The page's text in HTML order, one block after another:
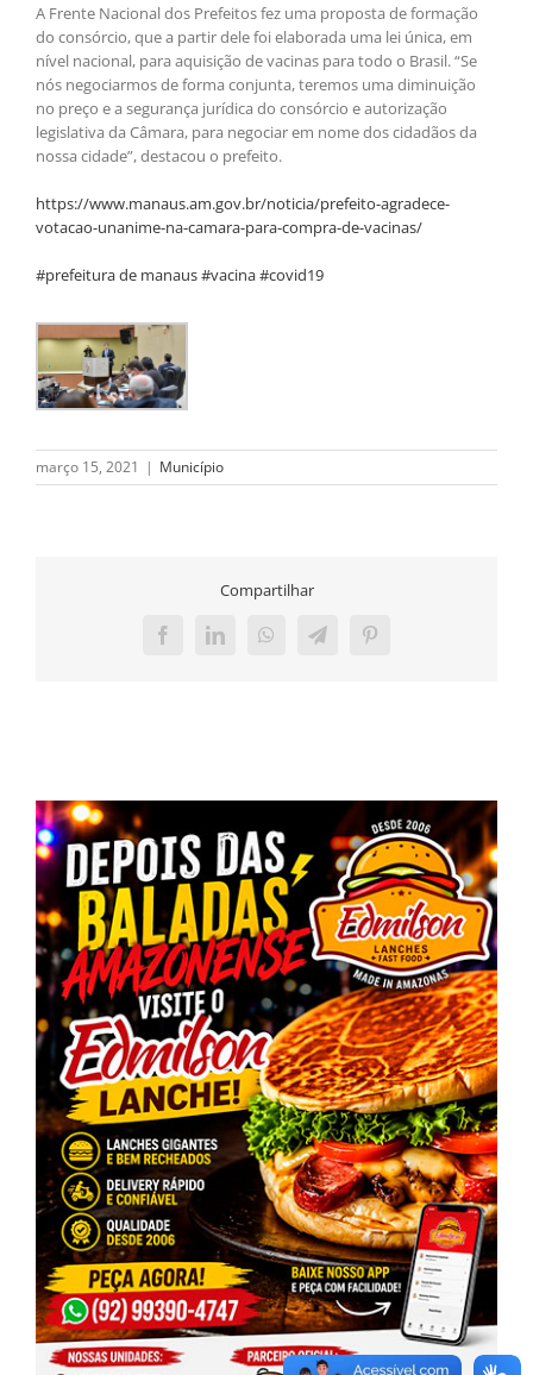
A Frente Nacional dos Prefeitos fez uma proposta de formação
do consórcio, que a partir dele foi elaborada uma lei única, em
nível nacional, para aquisição de vacinas para todo o Brasil. “Se
nós negociarmos de forma conjunta, teremos uma diminuição
no preço e a segurança jurídica do consórcio e autorização
legislativa da Câmara, para negociar em nome dos cidadãos da
nossa cidade”, destacou o prefeito.
https://www.manaus.am.gov.br/noticia/prefeito-agradece-
votacao-unanime-na-camara-para-compra-de-vacinas/
#prefeitura de manaus #vacina #covid19
março 15, 2021 | Município
Compartilhar
FacebookLinkedInWhatsAppTelegramPinterest